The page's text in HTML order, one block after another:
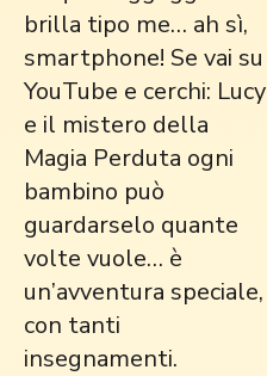
brilla tipo me… ah sì,
smartphone! Se vai su
YouTube e cerchi: Lucy
e il mistero della
Magia Perduta ogni
bambino può
guardarselo quante
volte vuole… è
un’avventura speciale,
con tanti
insegnamenti.